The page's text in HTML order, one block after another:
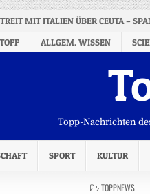
MIT ITALIEN ÜBER CEUTA –
ALLGEM. WISSEN
Topp-Nachrichten
SPORT KULTUR
POSTED
TOPPNEWS